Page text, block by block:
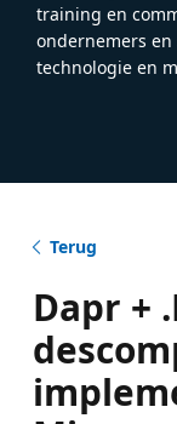
training en
ondernemers
technologie en
Terug
Dapr +